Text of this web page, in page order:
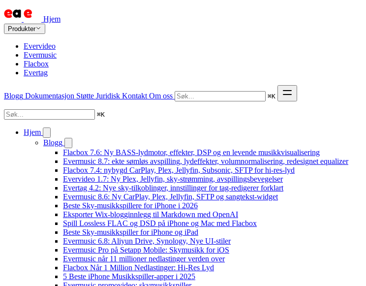
Hjem
Produkter
Evervideo
Evermusic
Flacbox
Evertag
Blogg Dokumentasjon Støtte Juridisk Kontakt Om oss ⌘K
⌘K
Hjem
Blogg
Flacbox 7.6: Ny BASS-lydmotor, effekter, DSP og en levende musikkvisualisering
Evermusic 8.7: ekte sømløs avspilling, lydeffekter, volumnormalisering, redesignet equalizer
Flacbox 7.4: nybygd CarPlay, Plex, Jellyfin, Subsonic, SFTP for hi-res-lyd
Evervideo 1.7: Ny Plex, Jellyfin, sky-strømming, avspillingsbevegelser
Evertag 4.2: Nye sky-tilkoblinger, innstillinger for tag-redigerer forklart
Evermusic 8.6: Ny CarPlay, Plex, Jellyfin, SFTP og sangtekst-widget
Beste Sky-musikkspillere for iPhone i 2026
Eksporter Wix-blogginnlegg til Markdown med OpenAI
Spill Lossless FLAC og DSD på iPhone og Mac med Flacbox
Beste Sky-musikkspiller for iPhone og iPad
Evermusic 6.8: Aliyun Drive, Synology, Nye UI-stiler
Evermusic Pro på Setapp Mobile: Skymusikk for iOS
Evermusic når 11 millioner nedlastinger verden over
Flacbox Når 1 Million Nedlastinger: Hi-Res Lyd
5 Beste iPhone Musikkspiller-apper i 2025